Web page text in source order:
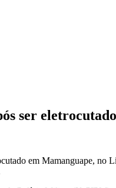
ser
em Mamanguape, no